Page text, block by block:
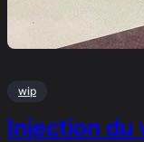
wip
Injection du